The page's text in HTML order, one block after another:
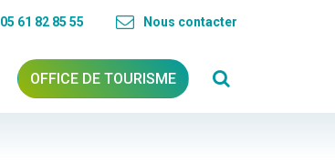
05 61 82 85 55
Nous contacter
OFFICE DE TOURISME